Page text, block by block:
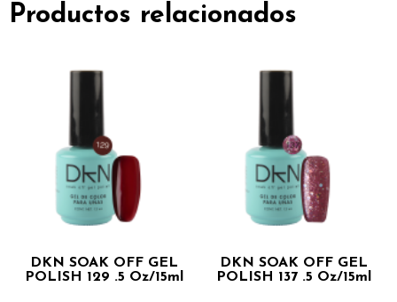
Productos relacionados
DKN SOAK OFF GEL
POLISH 129 .5 Oz/15ml
DKN SOAK OFF GEL
POLISH 137 .5 Oz/15ml